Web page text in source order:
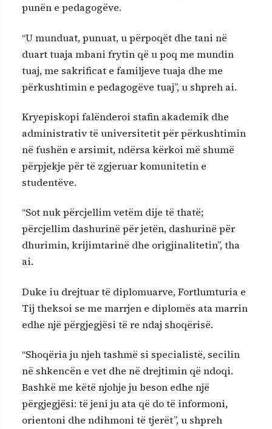
punën e pedagogëve.
“U munduat, punuat, u përpoqët dhe tani në
duart tuaja mbani frytin që u poq me mundin
tuaj, me sakrificat e familjeve tuaja dhe me
përkushtimin e pedagogëve tuaj”, u shpreh ai.
Kryepiskopi falënderoi stafin akademik dhe
administrativ të universitetit për përkushtimin
në fushën e arsimit, ndërsa kërkoi më shumë
përpjekje për të zgjeruar komunitetin e
studentëve.
“Sot nuk përcjellim vetëm dije të thatë;
përcjellim dashurinë për jetën, dashurinë për
dhurimin, krijimtarinë dhe origjinalitetin”, tha
ai.
Duke iu drejtuar të diplomuarve, Fortlumturia e
Tij theksoi se me marrjen e diplomës ata marrin
edhe një përgjegjësi të re ndaj shoqërisë.
“Shoqëria ju njeh tashmë si specialistë, secilin
në shkencën e vet dhe në drejtimin që ndoqi.
Bashkë me këtë njohje ju beson edhe një
përgjegjësi: të jeni ju ata që do të informoni,
orientoni dhe ndihmoni të tjerët”, u shpreh